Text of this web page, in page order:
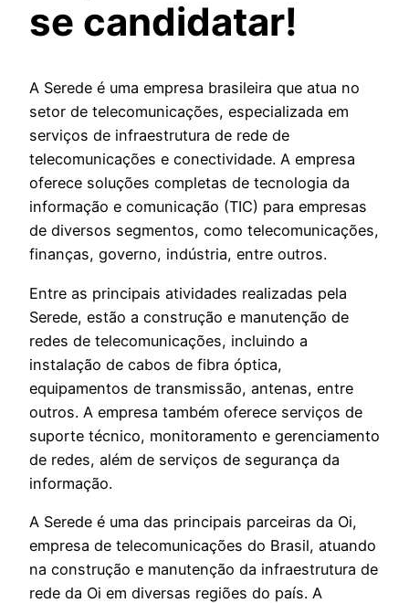
se candidatar!
A Serede é uma empresa brasileira que atua no
setor de telecomunicações, especializada em
serviços de infraestrutura de rede de
telecomunicações e conectividade. A empresa
oferece soluções completas de tecnologia da
informação e comunicação (TIC) para empresas
de diversos segmentos, como telecomunicações,
finanças, governo, indústria, entre outros.
Entre as principais atividades realizadas pela
Serede, estão a construção e manutenção de
redes de telecomunicações, incluindo a
instalação de cabos de fibra óptica,
equipamentos de transmissão, antenas, entre
outros. A empresa também oferece serviços de
suporte técnico, monitoramento e gerenciamento
de redes, além de serviços de segurança da
informação.
A Serede é uma das principais parceiras da Oi,
empresa de telecomunicações do Brasil, atuando
na construção e manutenção da infraestrutura de
rede da Oi em diversas regiões do país. A